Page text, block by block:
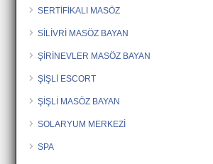
SERTİFİKALI MASÖZ
SİLİVRİ MASÖZ BAYAN
ŞİRİNEVLER MASÖZ BAYAN
ŞİŞLİ ESCORT
ŞİŞLİ MASÖZ BAYAN
SOLARYUM MERKEZİ
SPA